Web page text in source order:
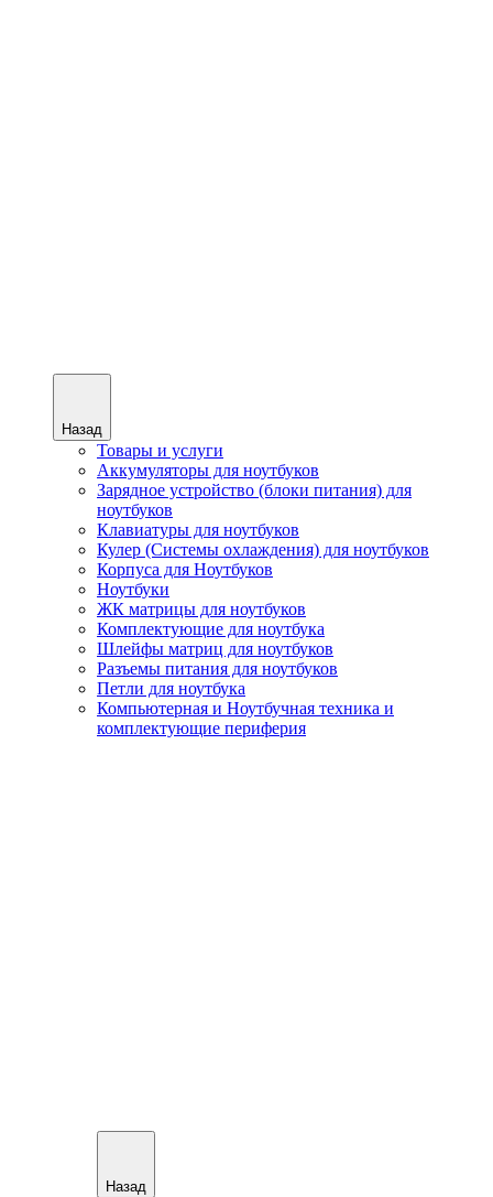
Назад
Товары и услуги
Аккумуляторы для ноутбуков
Зарядное устройство (блоки питания) для
ноутбуков
Клавиатуры для ноутбуков
Кулер (Системы охлаждения) для ноутбуков
Корпуса для Ноутбуков
Ноутбуки
ЖК матрицы для ноутбуков
Комплектующие для ноутбука
Шлейфы матриц для ноутбуков
Разъемы питания для ноутбуков
Петли для ноутбука
Компьютерная и Ноутбучная техника и
комплектующие периферия
Назад